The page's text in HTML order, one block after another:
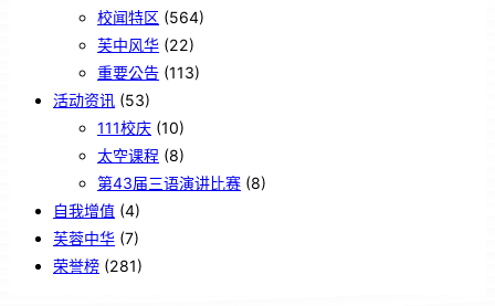
校闻特区 (564)
芙中风华 (22)
重要公告 (113)
活动资讯 (53)
111校庆 (10)
太空课程 (8)
第43届三语演讲比赛 (8)
自我增值 (4)
芙蓉中华 (7)
荣誉榜 (281)